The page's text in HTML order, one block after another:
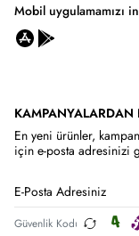
Mobil uygulamamızı
KAMPANYALARDAN
En yeni ürünler,
için e-posta adresinizi